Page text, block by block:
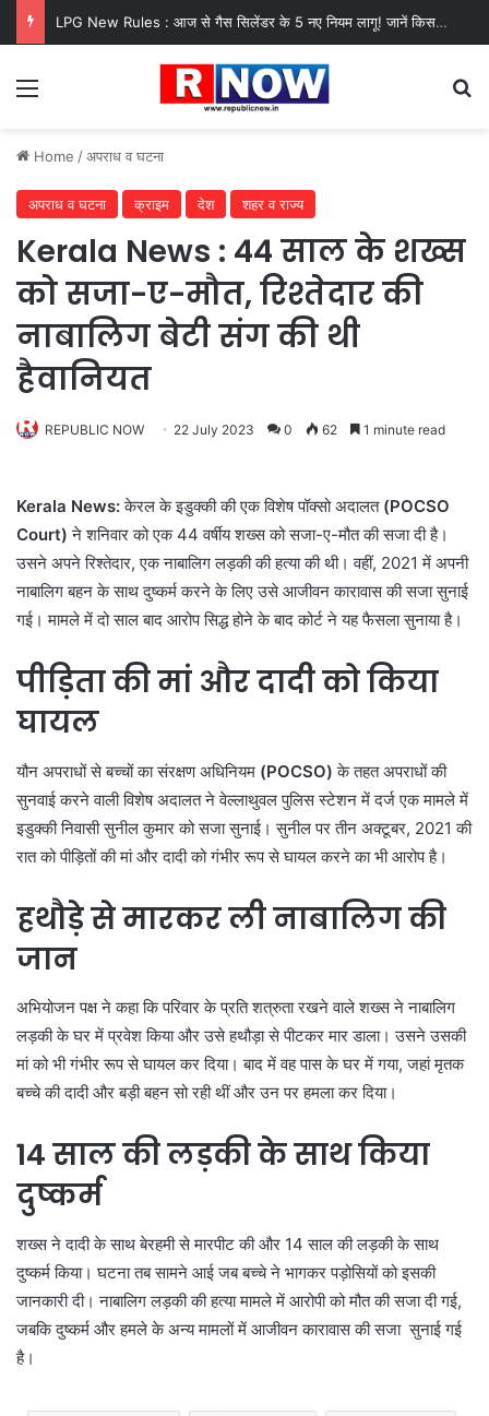
LPG New Rules : आज से गैस सिलेंडर के 5 नए नियम लागू! जानें किसका कटेगा कनेक्शन, कितने दिन बाद होगी बुकिंग?
Menu
Home /अपराध व घटना
अपराध व घटना क्राइम देश शहर व राज्य
Kerala News : 44 साल के शख्स
को सजा-ए-मौत, रिश्तेदार की
नाबालिग बेटी संग की थी
हैवानियत
REPUBLIC NOW 22 July 2023 0 62 1 minute read
Kerala News:केरल के इडुक्की की एक विशेष पॉक्सो अदालत (POCSO
Court) ने शनिवार को एक 44 वर्षीय शख्स को सजा-ए-मौत की सजा दी है।
उसने अपने रिश्तेदार, एक नाबालिग लड़की की हत्या की थी। वहीं, 2021 में अपनी
नाबालिग बहन के साथ दुष्कर्म करने के लिए उसे आजीवन कारावास की सजा सुनाई
गई। मामले में दो साल बाद आरोप सिद्ध होने के बाद कोर्ट ने यह फैसला सुनाया है।
पीड़िता की मां और दादी को किया
घायल
यौन अपराधों से बच्चों का संरक्षण अधिनियम (POCSO) के तहत अपराधों की
सुनवाई करने वाली विशेष अदालत ने वेल्लाथुवल पुलिस स्टेशन में दर्ज एक मामले में
इडुक्की निवासी सुनील कुमार को सजा सुनाई। सुनील पर तीन अक्टूबर, 2021 की
रात को पीड़ितों की मां और दादी को गंभीर रूप से घायल करने का भी आरोप है।
हथौड़े से मारकर ली नाबालिग की
जान
अभियोजन पक्ष ने कहा कि परिवार के प्रति शत्रुता रखने वाले शख्स ने नाबालिग
लड़की के घर में प्रवेश किया और उसे हथौड़ा से पीटकर मार डाला। उसने उसकी
मां को भी गंभीर रूप से घायल कर दिया। बाद में वह पास के घर में गया, जहां मृतक
बच्चे की दादी और बड़ी बहन सो रही थीं और उन पर हमला कर दिया।
14 साल की लड़की के साथ किया
दुष्कर्म
शख्स ने दादी के साथ बेरहमी से मारपीट की और 14 साल की लड़की के साथ
दुष्कर्म किया। घटना तब सामने आई जब बच्चे ने भागकर पड़ोसियों को इसकी
जानकारी दी। नाबालिग लड़की की हत्या मामले में आरोपी को मौत की सजा दी गई,
जबकि दुष्कर्म और हमले के अन्य मामलों में आजीवन कारावास की सजा सुनाई गई
है।